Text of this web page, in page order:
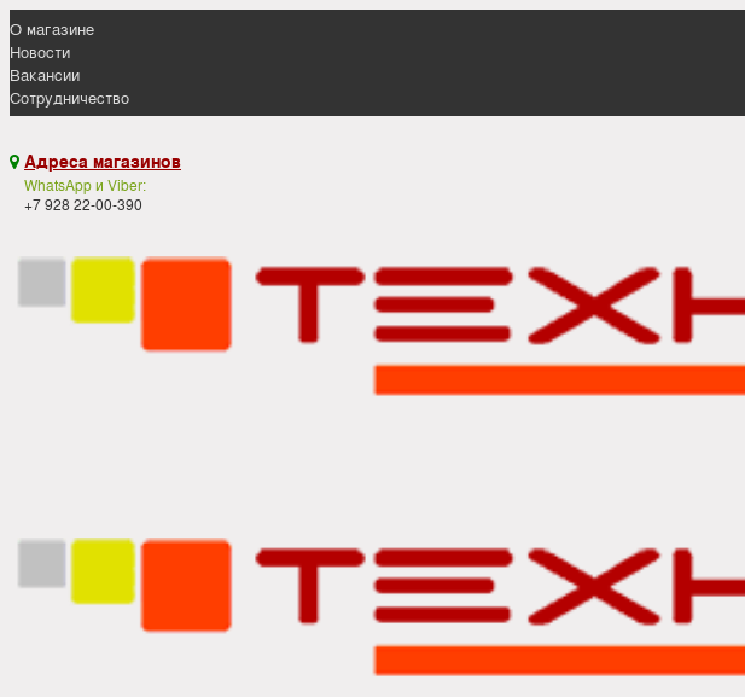
О магазине
Новости
Вакансии
Сотрудничество
 Адреса магазинов
WhatsApp и Viber:
+7 928 22-00-390